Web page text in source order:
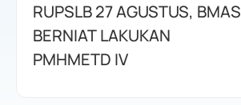
RUPSLB 27 AGUSTUS, BMAS
BERNIAT LAKUKAN
PMHMETD IV